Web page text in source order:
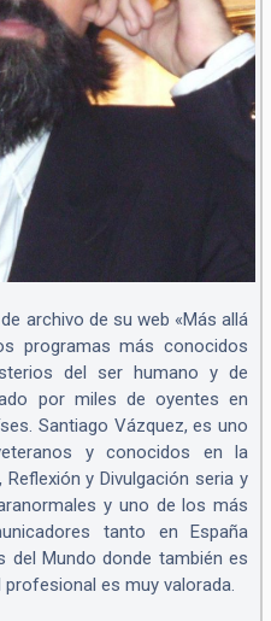
archivo de su web «Más allá
programas más conocidos
del ser humano y de
por miles de oyentes en
Santiago Vázquez, es uno
y conocidos en la
y Divulgación seria y
y uno de los más
tanto en España
Mundo donde también es
es muy valorada.